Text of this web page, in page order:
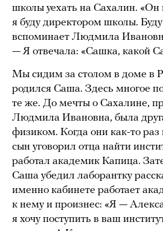
школы уехать на Сахалин.
я буду директором школы.
вспоминает Людмила
— Я отвечала: «Сашка, какой
Мы сидим за столом в доме в
родился Саша. Здесь многое
те же. До мечты о Сахалине,
Людмила Ивановна, была
физиком. Когда они как-то
сын уговорил отца найти
работал академик Капица.
Саша убедил лаборантку
именно кабинете работает
к нему и произнес: «Я —
я хочу поступить в ваш